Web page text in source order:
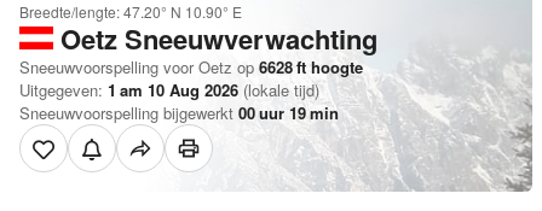
Breedte/lengte:47.20° N 10.90° E
OetzSneeuwverwachting
Sneeuwvoorspelling voor Oetz op 6628fthoogte
Uitgegeven: 1 am 10 Aug 2026 (lokale tijd)
Sneeuwvoorspelling bijgewerkt 00uur 19min